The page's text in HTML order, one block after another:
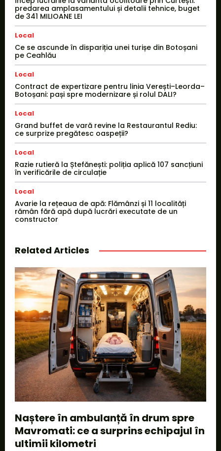
predarea amplasamentului și detalii tehnice, buget
de 341 MILIOANE LEI
Local
Ce se ascunde în dispariția unei turișe din Botoșani
pe Ceahlău
Local
Contract de expertizare pentru linia Verești–Leorda–
Botoșani: pași spre modernizare și rolul DALI?
Local
Grand buffet de vară revine la Restaurantul Rediu:
ce surprize pregătesc oaspeții?
Local
Razie rutieră la Ștefănești: poliția aplică 107 sancțiuni
în verificările de circulație
Local
Avarie la rețeaua de apă: Flămânzi și 11 localități
rămân fără apă după lucrări executate de un
constructor
Related Articles
Naștere în ambulanță în drum spre
Mavromati: ce a surprins echipajul în
ultimii kilometri